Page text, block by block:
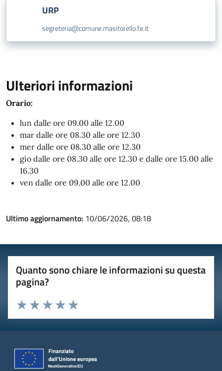
URP
segreteria@comune.masitorello.fe.it
Ulteriori informazioni
Orario:
lun dalle ore 09.00 alle 12.00
mar dalle ore 08.30 alle ore 12.30
mer dalle ore 08.30 alle ore 12.30
gio dalle ore 08.30 alle ore 12.30 e dalle ore 15.00 alle
16.30
ven dalle ore 09.00 alle ore 12.00
Ultimo aggiornamento: 10/06/2026, 08:18
Quanto sono chiare le informazioni su questa
pagina?
Valuta 5 stelle su 5
Valuta 4 stelle su 5
Valuta 3 stelle su 5
Valuta 2 stelle su 5
Valuta 1 stelle su 5